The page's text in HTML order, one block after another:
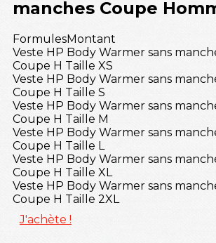
manches Coupe
FormulesMontant
Veste HP Body Warmer sans
Coupe H Taille XS
Veste HP Body Warmer sans
Coupe H Taille S
Veste HP Body Warmer sans
Coupe H Taille M
Veste HP Body Warmer sans
Coupe H Taille L
Veste HP Body Warmer sans
Coupe H Taille XL
Veste HP Body Warmer sans
Coupe H Taille 2XL
J'achète !